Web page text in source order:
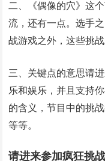
二、《偶像的穴》这
流，还有一点。选手
战游戏之外，这些挑
三、关键点的意思请
乐和娱乐，并且支持
的含义，节目中的挑
等等。
请进来参加疯狂挑